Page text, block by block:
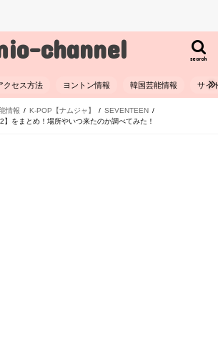
channel search
クセス方法 ヨントン情報 韓国芸能情報 サイ
情報 K-POP【ナムジャ】
SEVENTEEN
をまとめ！場所やいつ来たのか調べてみた！